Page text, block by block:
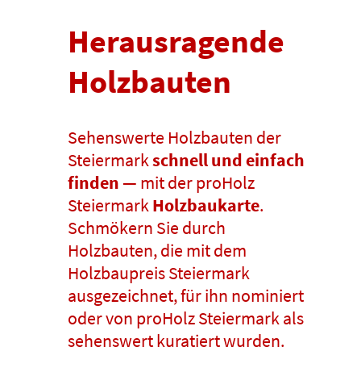
Herausragende
Holzbauten
Sehenswerte Holzbauten der
Steiermarkschnell und einfach
finden— mit der proHolz
SteiermarkHolzbaukarte.
Schmökern Sie durch
Holzbauten, die mit dem
Holzbaupreis Steiermark
ausgezeichnet, für ihn nominiert
oder von proHolz Steiermark als
sehenswert kuratiert wurden.